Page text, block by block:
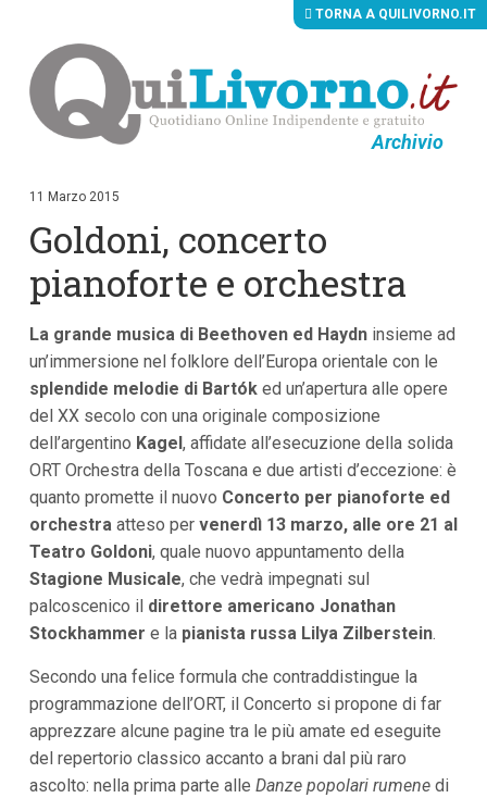
Archivio
i
c
n
t
n
u
i
p
i
n
i
p
a
i
a
i
l
e
n
P
r
TORNA A QUILIVORNO.IT
11 Marzo 2015
Goldoni, concerto
pianoforte e orchestra
La grande musica di Beethoven ed Haydninsieme ad
un’immersione nel folklore dell’Europa orientale con le
splendide melodie di Bartóked un’apertura alle opere
del XX secolo con una originale composizione
dell’argentino Kagel , affidate all’esecuzione della solida
ORT Orchestra della Toscana e due artisti d’eccezione: è
quanto promette il nuovo Concerto per pianoforte ed
orchestra atteso per venerdì 13 marzo, alle ore 21 al
Teatro Goldoni, quale nuovo appuntamento della
Stagione Musicale, che vedrà impegnati sul
palcoscenico il direttore americano Jonathan
Stockhammer e la pianista russa Lilya Zilberstein.
Secondo una felice formula che contraddistingue la
programmazione dell’ORT, il Concerto si propone di far
apprezzare alcune pagine tra le più amate ed eseguite
del repertorio classico accanto a brani dal più raro
ascolto: nella prima parte alle Danze popolari rumene di